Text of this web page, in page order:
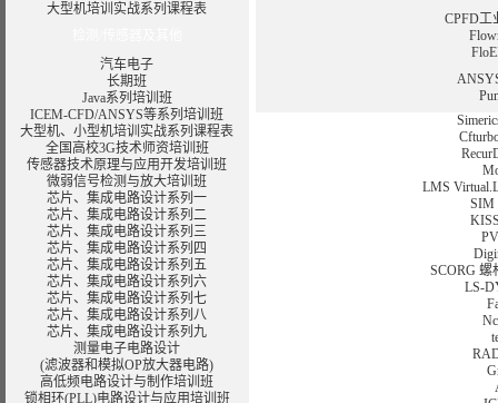
大型机培训实战系列课程表
汽车电子
长期班
Java系列培训班
ICEM-CFD/ANSYS等系列培训班
大型机、小型机培训实战系列课程表
全国高校3G技术师资培训班
传感器技术原理与应用开发培训班
微弱信号检测与放大培训班
芯片、集成电路设计系列一
芯片、集成电路设计系列二
芯片、集成电路设计系列三
芯片、集成电路设计系列四
芯片、集成电路设计系列五
芯片、集成电路设计系列六
芯片、集成电路设计系列七
芯片、集成电路设计系列八
芯片、集成电路设计系列九
测量电子电路设计
(滤波器和模拟OP放大器电路)
高低频电路设计与制作培训班
锁相环(PLL)电路设计与应用培训班
CPFD工
LMS
SIM
SCORG
LS-